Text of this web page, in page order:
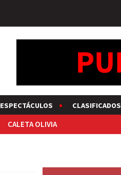
ESPECTÁCULOS CLASIFICADOS
CALETA OLIVIA